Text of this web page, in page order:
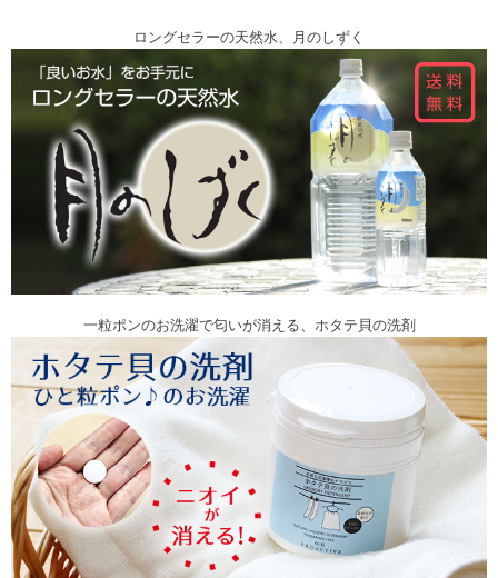
ロングセラーの天然水、月のしずく
一粒ポンのお洗濯で匂いが消える、ホタテ貝の洗剤